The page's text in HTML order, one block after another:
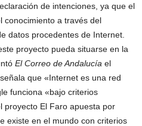
de intenciones, ya que el
conocimiento a través del
datos procedentes de Internet.
proyecto pueda situarse en la
El Correo de Andalucía el
que «Internet es una red
funciona «bajo criterios
proyecto El Faro apuesta por
existe en el mundo con criterios